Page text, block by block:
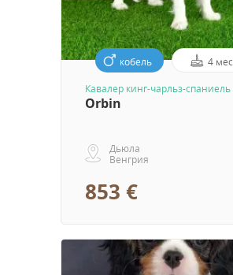
кобель 4 мес.
Кавалер кинг-чарльз-спаниель
Orbin
Дьюла
Венгрия
853 €